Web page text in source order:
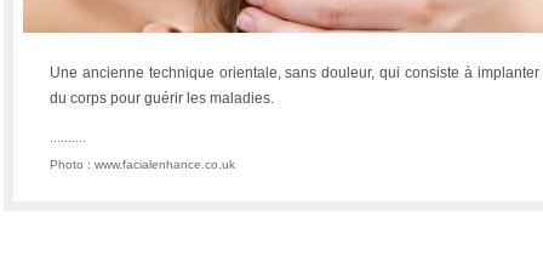
Une ancienne technique orientale, sans douleur, qui consiste à
du corps pour guérir les maladies.
Photo : www.facialenhance.co.uk